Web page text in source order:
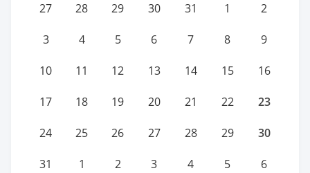
27 28 29 30 31 1 2
3 4 5 6 7 8 9
10 11 12 13 14 15 16
17 18 19 20 21 22 23
24 25 26 27 28 29 30
31 1 2 3 4 5 6